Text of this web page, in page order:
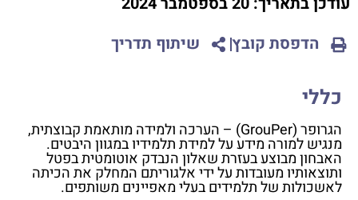
הדפסת קובץ
שיתוף תדריך
כללי
הגרופר (GrouPer) – הערכה ולמידה מותאמת קבוצתית,
מנגיש למורה מידע על למידת תלמידיו במגוון היבטים.
האבחון מבוצע בעזרת שאלון הנבדק אוטומטית בפטל
ותוצאותיו מעובדות על ידי אלגוריתם המחלק את הכיתה
לאשכולות של תלמידים בעלי מאפיינים משותפים.